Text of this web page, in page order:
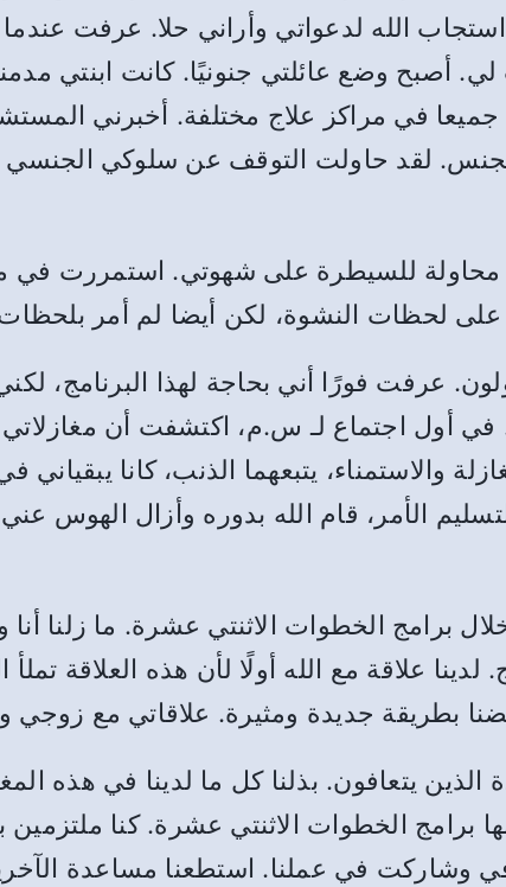
الله لدعواتي وأراني حلا. عرفت
أصبح وضع عائلتي جنونيًا. كانت ابنتي
في مراكز علاج مختلفة. أخبرني
لقد حاولت التوقف عن سلوكي الجنسي
محاولة للسيطرة على شهوتي. استمررت في
لحظات النشوة، لكن أيضا لم أمر
عرفت فورًا أني بحاجة لهذا البرنامج،
في أول اجتماع لـ س.م، اكتشفت أن
والاستمناء، يتبعهما الذنب، كانا
الأمر، قام الله بدوره وأزال الهوس
الخطوات الاثنتي عشرة. ما زلنا أنا
علاقة مع الله أولًا لأن هذه العلاقة
بطريقة جديدة ومثيرة. علاقاتي مع زوجي
يتعافون. بذلنا كل ما لدينا في هذه
برامج الخطوات الاثنتي عشرة. كنا
وشاركت في عملنا. استطعنا مساعدة